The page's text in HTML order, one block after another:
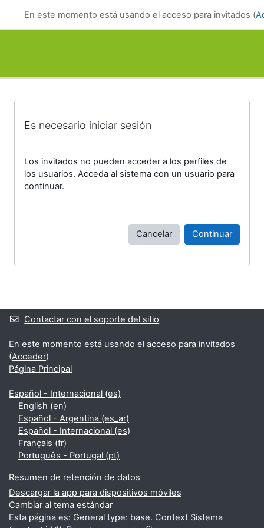
En este momento está usando el acceso para invitados (
Es necesario iniciar sesión
Los invitados no pueden acceder a los perfiles de
los usuarios. Acceda al sistema con un usuario para
continuar.
Cancelar Continuar
Bloques suplementarios
Contactar con el soporte del sitio
En este momento está usando el acceso para invitados
(Acceder)
Página Principal
Español - Internacional ‎(es)‎
English ‎(en)‎
Español - Argentina ‎(es_ar)‎
Español - Internacional ‎(es)‎
Français ‎(fr)‎
Português - Portugal ‎(pt)‎
Resumen de retención de datos
Descargar la app para dispositivos móviles
Cambiar al tema estándar
Esta página es: General type: base. Context Sistema